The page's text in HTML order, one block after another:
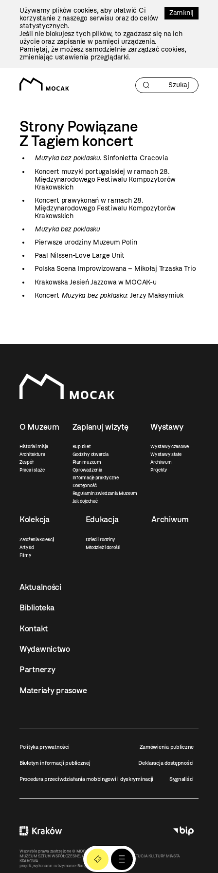
Zamknij
Używamy plików cookies, aby ułatwić Ci
korzystanie z naszego serwisu oraz do celów
statystycznych.
Jeśli nie blokujesz tych plików, to zgadzasz się na ich
użycie oraz zapisanie w pamięci urządzenia.
Pamiętaj, że możesz samodzielnie zarządzać cookies,
zmieniając ustawienia przeglądarki.
Strony Powiązane
Z Tagiem koncert
Muzyka bez poklasku. Sinfonietta Cracovia
Koncert muzyki portugalskiej w ramach 28.
Międzynarodowego Festiwalu Kompozytorów
Krakowskich
Koncert prawykonań w ramach 28.
Międzynarodowego Festiwalu Kompozytorów
Krakowskich
Muzyka bez poklasku
Pierwsze urodziny Muzeum Polin
Paal Nilssen-Love Large Unit
Polska Scena Improwizowana – Mikołaj Trzaska Trio
Krakowska Jesień Jazzowa w MOCAK-u
Koncert Muzyka bez poklasku: Jerzy Maksymiuk
O Muzeum
Historia i misja
Architektura
Zespół
Praca i staże
Zaplanuj wizytę
Kup bilet
Godziny otwarcia
Plan muzeum
Oprowadzenia
Informacje praktyczne
Dostępność
Regulamin zwiedzania Muzeum
Jak dojechać
Wystawy
Wystawy czasowe
Wystawy stałe
Archiwum
Projekty
Kolekcja
Założenia kolekcji
Artyści
Filmy
Edukacja
Dzieci i rodziny
Młodzież i dorośli
Archiwum
Aktualności
Biblioteka
Kontakt
Wydawnictwo
Partnerzy
Materiały prasowe
Polityka prywatności Zamówienia publiczne
Biuletyn informacji publicznej Deklaracja dostępności
Procedura przeciwdziałania mobbingowi i dyskryminacji Sygnaliści
Wszystkie prawa zastrzeżone © MOCAK2011-2026
MUZEUM SZTUKI WSPÓŁCZESNEJ W KRAKOWIE MOCAK – INSTYTUCJA KULTURY MIASTA
KRAKOWA
projekt, wykonanie i utrzymanie: Bonjour.pl